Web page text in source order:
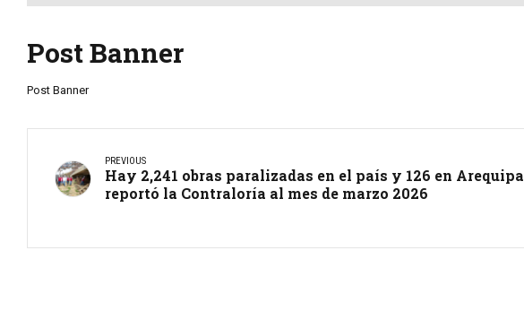
Post Banner
Post Banner
PREVIOUS
Hay 2,241 obras paralizadas en el país y 126 en Arequipa
reportó la Contraloría al mes de marzo 2026